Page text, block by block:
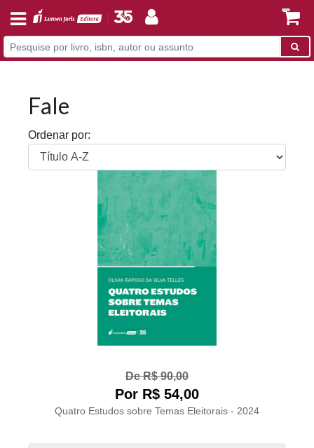
Fale
Ordenar por:
De R$ 90,00
Por R$ 54,00
Quatro Estudos sobre Temas Eleitorais - 2024